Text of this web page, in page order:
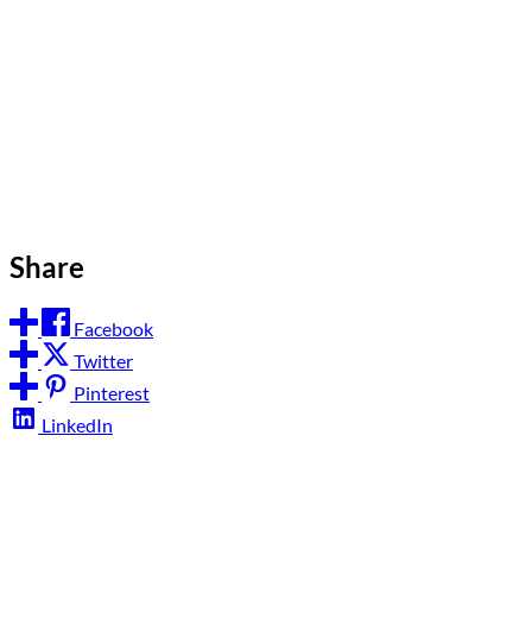
Share
Facebook
Twitter
Pinterest
LinkedIn